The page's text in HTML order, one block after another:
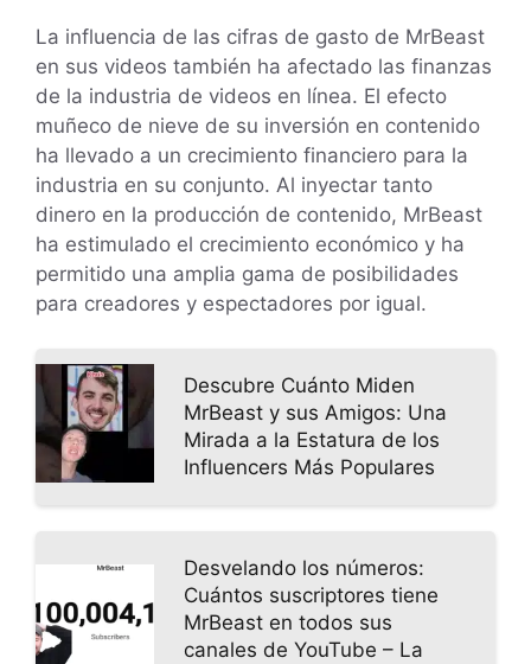
La influencia de las cifras de gasto de MrBeast
en sus videos también ha afectado las finanzas
de la industria de videos en línea. El efecto
muñeco de nieve de su inversión en contenido
ha llevado a un crecimiento financiero para la
industria en su conjunto. Al inyectar tanto
dinero en la producción de contenido, MrBeast
ha estimulado el crecimiento económico y ha
permitido una amplia gama de posibilidades
para creadores y espectadores por igual.
Descubre Cuánto Miden
MrBeast y sus Amigos: Una
Mirada a la Estatura de los
Influencers Más Populares
Desvelando los números:
Cuántos suscriptores tiene
MrBeast en todos sus
canales de YouTube – La